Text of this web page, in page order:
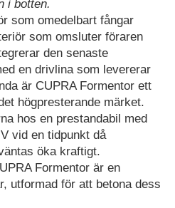
i botten.
som omedelbart fångar
som omsluter föraren
den senaste
en drivlina som levererar
är CUPRA Formentor ett
högpresterande märket.
hos en prestandabil med
vid en tidpunkt då
öka kraftigt.
Formentor är en
utformad för att betona dess